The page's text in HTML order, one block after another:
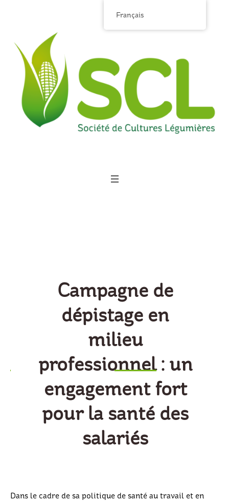
Campagne de
dépistage en
milieu
professionnel : un
engagement fort
pour la santé des
salariés
Dans le cadre de sa politique de santé au travail et en
Français